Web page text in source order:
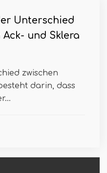
Unterschied
Ack- und Sklera
zwischen
darin, dass